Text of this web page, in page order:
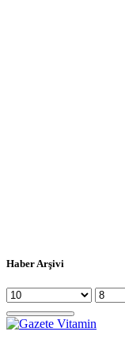
Haber Arşivi